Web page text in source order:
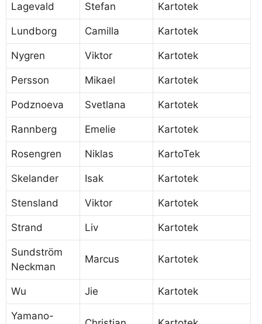
Lagevald Stefan Kartotek
Lundborg Camilla Kartotek
Nygren Viktor Kartotek
Persson Mikael Kartotek
Podznoeva Svetlana Kartotek
Rannberg Emelie Kartotek
Rosengren Niklas KartoTek
Skelander Isak Kartotek
Stensland Viktor Kartotek
Strand Liv Kartotek
Sundström
Neckman
Marcus Kartotek
Wu Jie Kartotek
Yamano-